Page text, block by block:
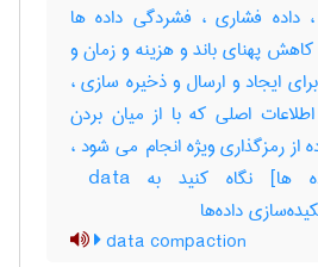
داده فشاری ، فشردگی داده ها
پهنای باند و هزینه و زمان و
ایجاد و ارسال و ذخیره سازی ،
اصلی که با از میان بردن
از رمزگذاری ویژه انجام می شود ،
[متراکم سازی داده ها] نگاه کنید به ‎ data
data compaction